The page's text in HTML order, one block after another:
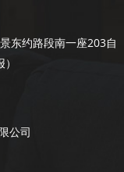
东约路段南一座203自
公司